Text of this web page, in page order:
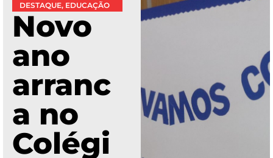
DESTAQUE, EDUCAÇÃO
Novo
ano
arranc
a no
Colégi